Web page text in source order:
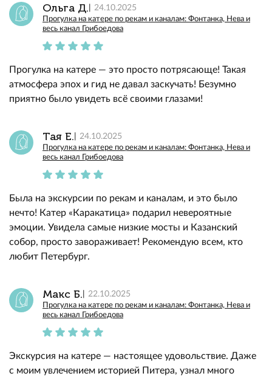
Ольга Д. 24.10.2025
Прогулка на катере по рекам и каналам: Фонтанка, Нева и
весь канал Грибоедова
Прогулка на катере — это просто потрясающе! Такая
атмосфера эпох и гид не давал заскучать! Безумно
приятно было увидеть всё своими глазами!
Тая Е. 24.10.2025
Прогулка на катере по рекам и каналам: Фонтанка, Нева и
весь канал Грибоедова
Была на экскурсии по рекам и каналам, и это было
нечто! Катер «Каракатица» подарил невероятные
эмоции. Увидела самые низкие мосты и Казанский
собор, просто завораживает! Рекомендую всем, кто
любит Петербург.
Макс Б. 22.10.2025
Прогулка на катере по рекам и каналам: Фонтанка, Нева и
весь канал Грибоедова
Экскурсия на катере — настоящее удовольствие. Даже
с моим увлечением историей Питера, узнал много